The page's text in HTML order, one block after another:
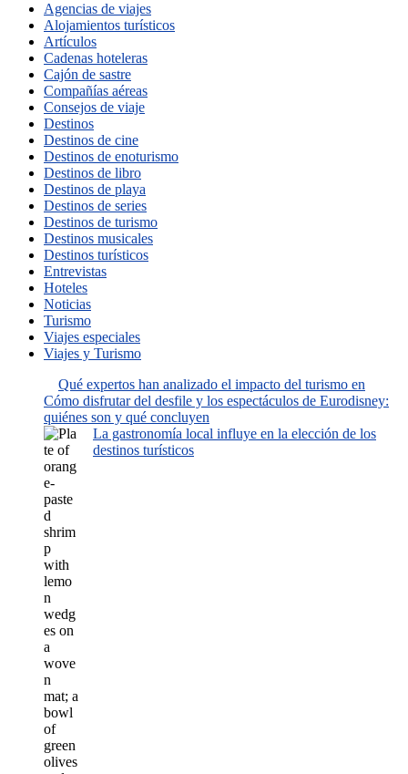
Agencias de viajes
Alojamientos turísticos
Artículos
Cadenas hoteleras
Cajón de sastre
Compañías aéreas
Consejos de viaje
Destinos
Destinos de cine
Destinos de enoturismo
Destinos de libro
Destinos de playa
Destinos de series
Destinos de turismo
Destinos musicales
Destinos turísticos
Entrevistas
Hoteles
Noticias
Turismo
Viajes especiales
Viajes y Turismo
Qué expertos han analizado el impacto del turismo en
Cómo disfrutar del desfile y los espectáculos de Eurodisney:
quiénes son y qué concluyen
La gastronomía local influye en la elección de los
destinos turísticos